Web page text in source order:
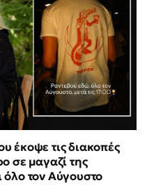
έκοψε τις διακοπές
σε μαγαζί της
όλο τον Αύγουστο